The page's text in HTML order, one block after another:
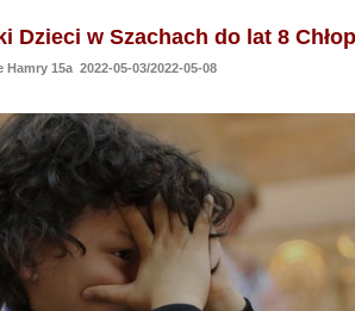
Dzieci w Szachach do lat 8
15a 2022-05-03/2022-05-08